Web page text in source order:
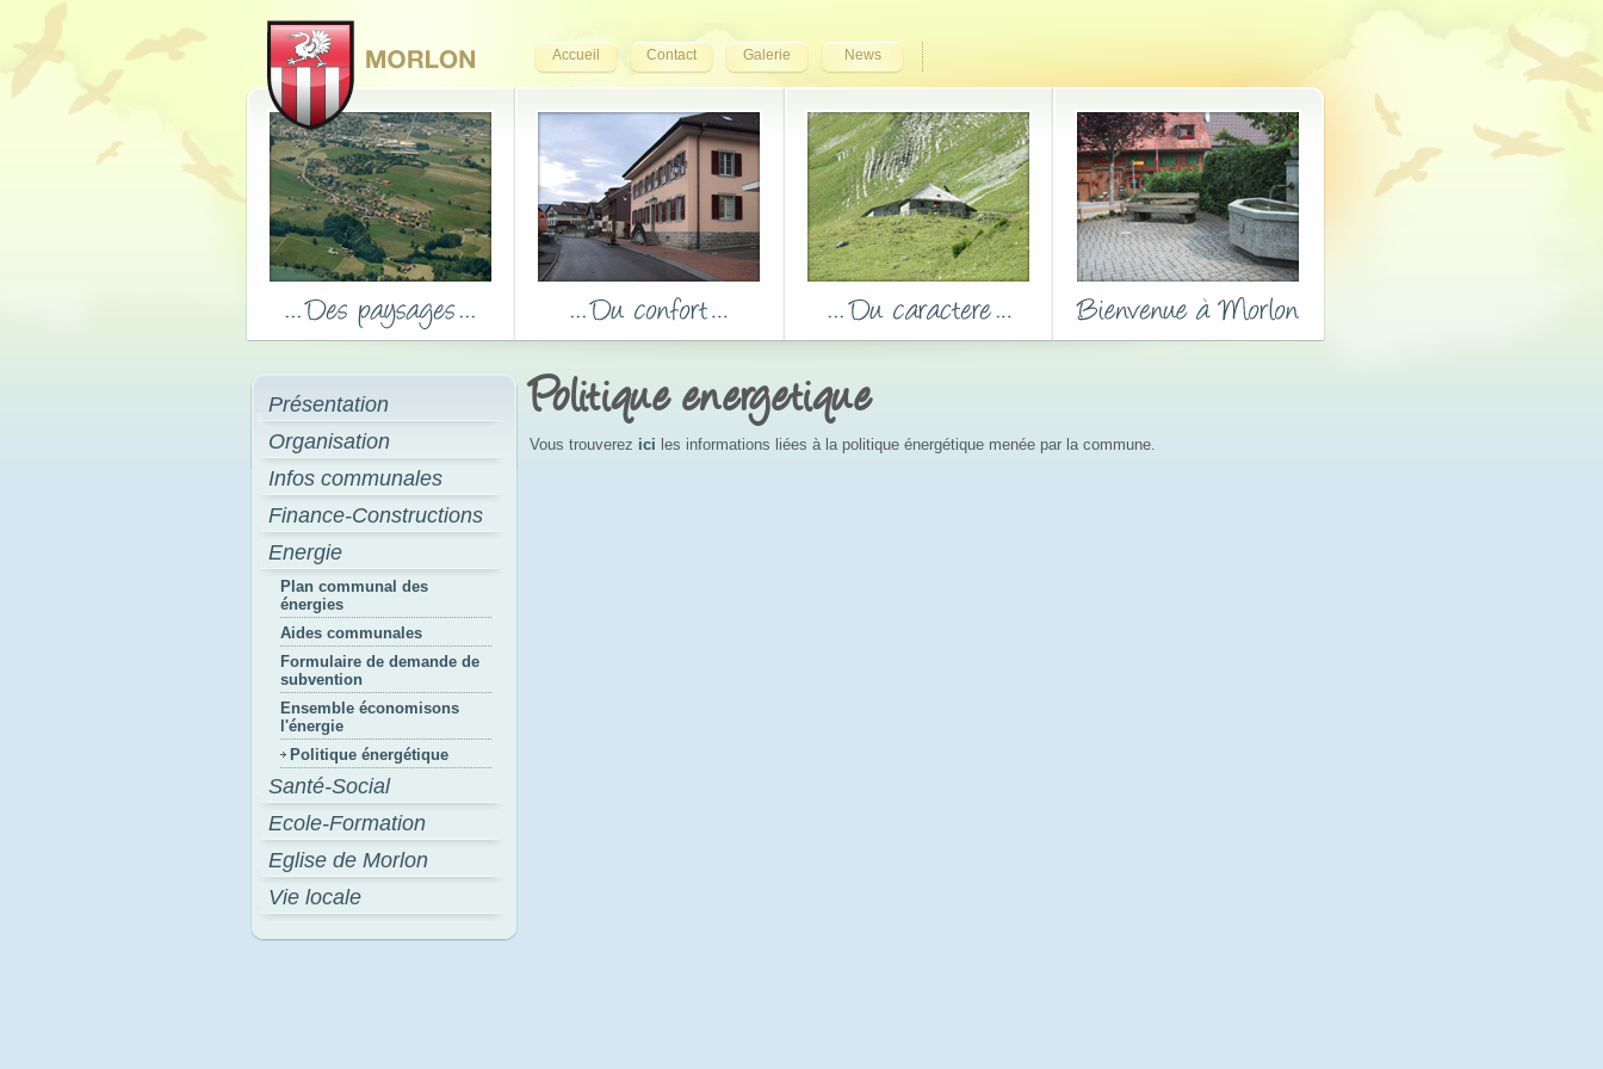
Accueil Contact Galerie News
Présentation
Organisation
Infos communales
Finance-Constructions
Energie
Plan communal des
énergies
Aides communales
Formulaire de demande de
subvention
Ensemble économisons
l'énergie
Politique énergétique
Santé-Social
Ecole-Formation
Eglise de Morlon
Vie locale
Politique energetique
Vous trouverez ici les informations liées à la politique énergétique menée par la commune.